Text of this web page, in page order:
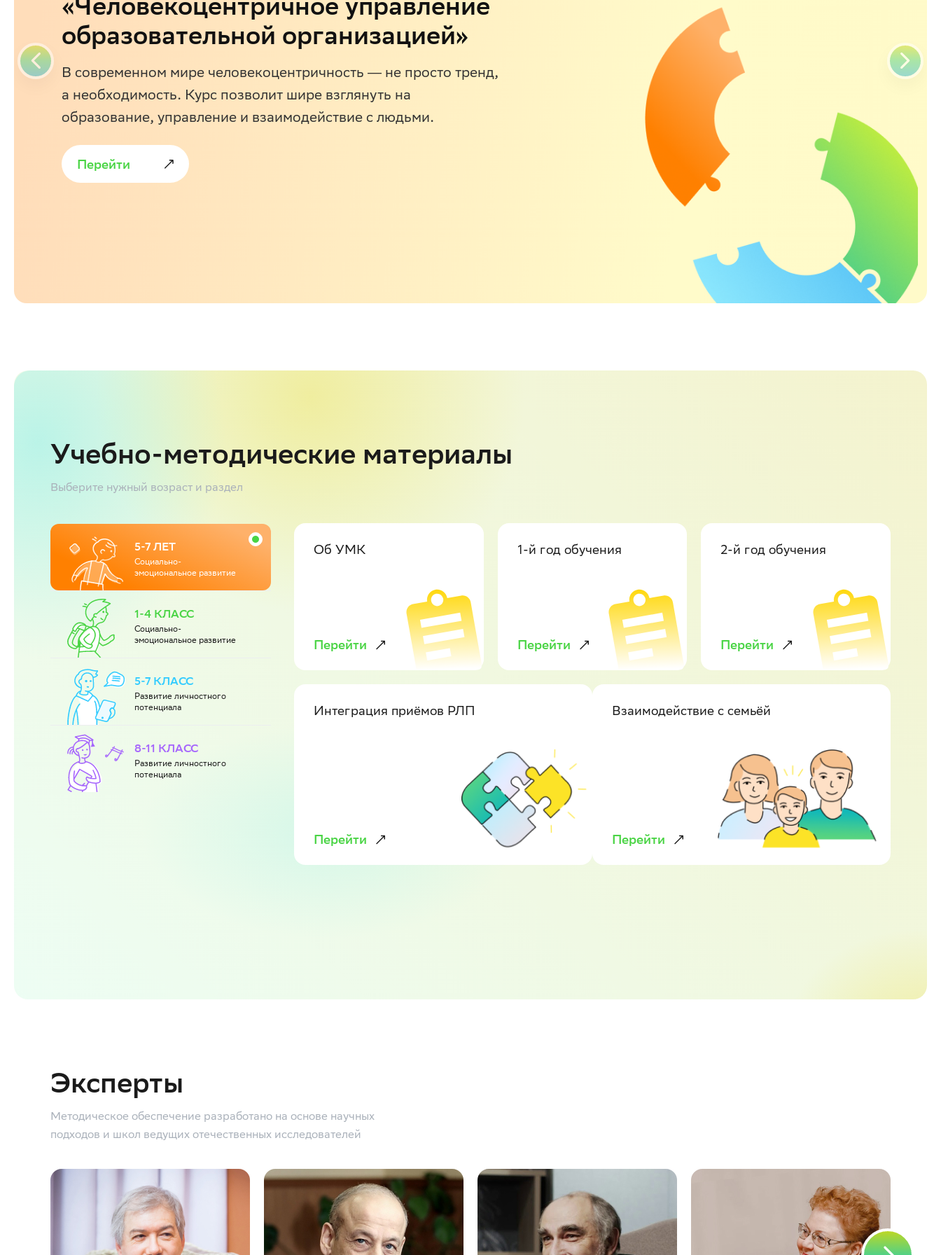
образовательной организацией»
В современном мире человекоцентричность ― не просто тренд,
а необходимость. Курс позволит шире взглянуть на
образование, управление и взаимодействие с людьми.
Перейти
Учебно-методические материалы
Выберите нужный возраст и раздел
5-7 ЛЕТ
Социально-
эмоциональное развитие
1-4 КЛАСС
Социально-
эмоциональное развитие
5-7 КЛАСС
Развитие личностного
потенциала
8-11 КЛАСС
Развитие личностного
потенциала
Об УМК
Перейти
1-й год обучения
Перейти
2-й год обучения
Перейти
Интеграция приёмов РЛП
Перейти
Взаимодействие с семьёй
Перейти
Эксперты
Методическое обеспечение разработано на основе научных
подходов и школ ведущих отечественных исследователей